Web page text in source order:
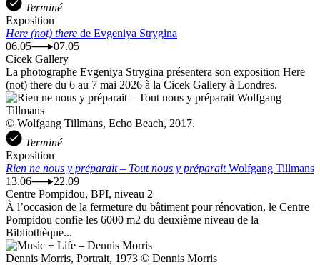
Terminé
Exposition
Here (not) there de Evgeniya Strygina
06.05
07.05
Cicek Gallery
La photographe Evgeniya Strygina présentera son exposition Here
(not) there du 6 au 7 mai 2026 à la Cicek Gallery à Londres.
© Wolfgang Tillmans, Echo Beach, 2017.
Terminé
Exposition
Rien ne nous y préparait – Tout nous y préparaitWolfgang Tillmans
13.06
22.09
Centre Pompidou, BPI, niveau 2
À l’occasion de la fermeture du bâtiment pour rénovation, le Centre
Pompidou confie les 6000 m2 du deuxième niveau de la
Bibliothèque...
Dennis Morris, Portrait, 1973 © Dennis Morris